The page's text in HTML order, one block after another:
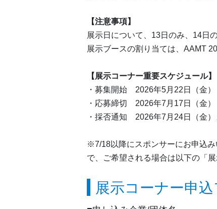
【注意事項】
展示日について、13日のみ、14日
展示ブースの割り当ては、AAMT
【展示コーナー重要スケジュール】
・募集開始 2026年5月22日（金）
・応募締切 2026年7月17日（金）
・採否通知 2026年7月24日（金）
※7/18以降にスポンサーにお申込
で、ご希望される場合は以下の「
展示コーナー申